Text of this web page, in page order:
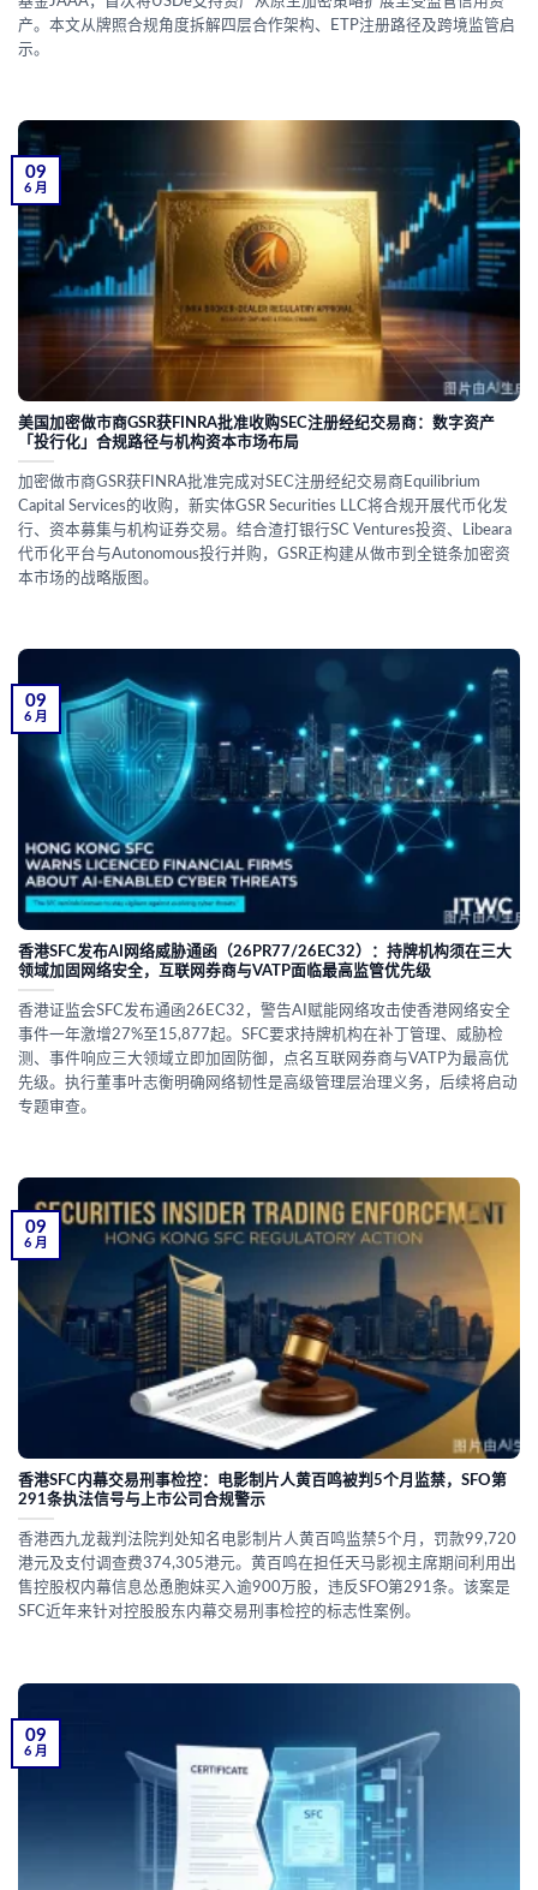
产。本文从牌照合规角度拆解四层合作架构、ETP注册路径及跨境监管启
示。
美国加密做市商GSR获FINRA批准收购SEC注册经纪交易商：数字资产
「投行化」合规路径与机构资本市场布局
加密做市商GSR获FINRA批准完成对SEC注册经纪交易商Equilibrium
Capital Services的收购，新实体GSR Securities LLC将合规开展代币化发
行、资本募集与机构证券交易。结合渣打银行SC Ventures投资、Libeara
代币化平台与Autonomous投行并购，GSR正构建从做市到全链条加密资
本市场的战略版图。
09
6 月
香港SFC发布AI网络威胁通函（26PR77/26EC32）：持牌机构须在三大
领域加固网络安全，互联网券商与VATP面临最高监管优先级
香港证监会SFC发布通函26EC32，警告AI赋能网络攻击使香港网络安全
事件一年激增27%至15,877起。SFC要求持牌机构在补丁管理、威胁检
测、事件响应三大领域立即加固防御，点名互联网券商与VATP为最高优
先级。执行董事叶志衡明确网络韧性是高级管理层治理义务，后续将启动
专题审查。
09
6 月
香港SFC内幕交易刑事检控：电影制片人黄百鸣被判5个月监禁，SFO第
291条执法信号与上市公司合规警示
香港西九龙裁判法院判处知名电影制片人黄百鸣监禁5个月，罚款99,720
港元及支付调查费374,305港元。黄百鸣在担任天马影视主席期间利用出
售控股权内幕信息怂恿胞妹买入逾900万股，违反SFO第291条。该案是
SFC近年来针对控股股东内幕交易刑事检控的标志性案例。
09
6 月
09
6 月